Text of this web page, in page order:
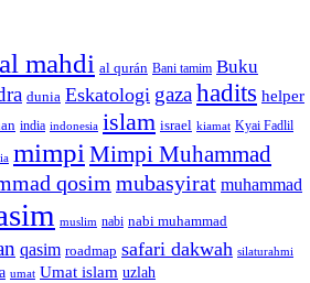
al mahdi al qurán Bani tamim Buku
dunia Eskatologi gazahadits helper
india indonesia islam israel kiamat Kyai Fadlil
mimpi Mimpi Muhammad
qosim mubasyirat muhammad
muslim nabi nabi muhammad
qasim roadmap safari dakwah silaturahmi
umat Umat islam uzlah